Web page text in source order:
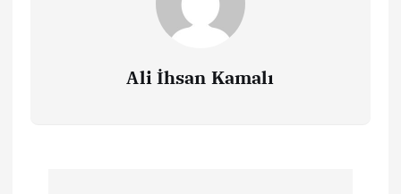
Ali İhsan Kamalı